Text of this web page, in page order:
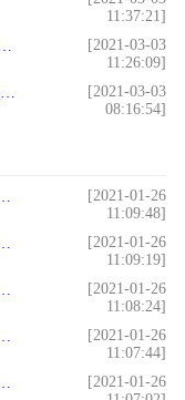
11:37:21]
[2021-03-03
11:26:09]
[2021-03-03
08:16:54]
[2021-01-26
11:09:48]
[2021-01-26
11:09:19]
[2021-01-26
11:08:24]
[2021-01-26
11:07:44]
[2021-01-26